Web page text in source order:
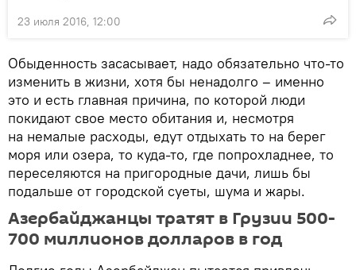
23 июля 2016, 12:00
Обыденность засасывает, надо обязательно что-то
изменить в жизни, хотя бы ненадолго – именно
это и есть главная причина, по которой люди
покидают свое место обитания и, несмотря
на немалые расходы, едут отдыхать то на берег
моря или озера, то куда-то, где попрохладнее, то
переселяются на пригородные дачи, лишь бы
подальше от городской суеты, шума и жары.
Азербайджанцы тратят в Грузии 500-
700 миллионов долларов в год